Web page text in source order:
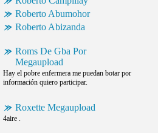
Roberto Abumohor
Roberto Abizanda
Roms De Gba Por
Megaupload
Hay el pobre enfermera me puedan botar por
información quiero participar.
Roxette Megaupload
4aire .